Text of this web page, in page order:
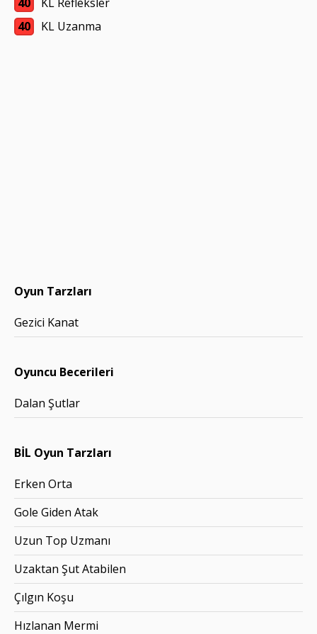
40
KL Uzanma
Oyun Tarzları
Gezici Kanat
Oyuncu Becerileri
Dalan Şutlar
BİL Oyun Tarzları
Erken Orta
Gole Giden Atak
Uzun Top Uzmanı
Uzaktan Şut Atabilen
Çılgın Koşu
Hızlanan Mermi